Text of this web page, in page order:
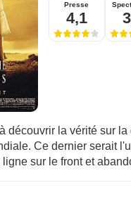
Presse
4,1
découvrir la vérité sur
Ce dernier serait
sur le front et